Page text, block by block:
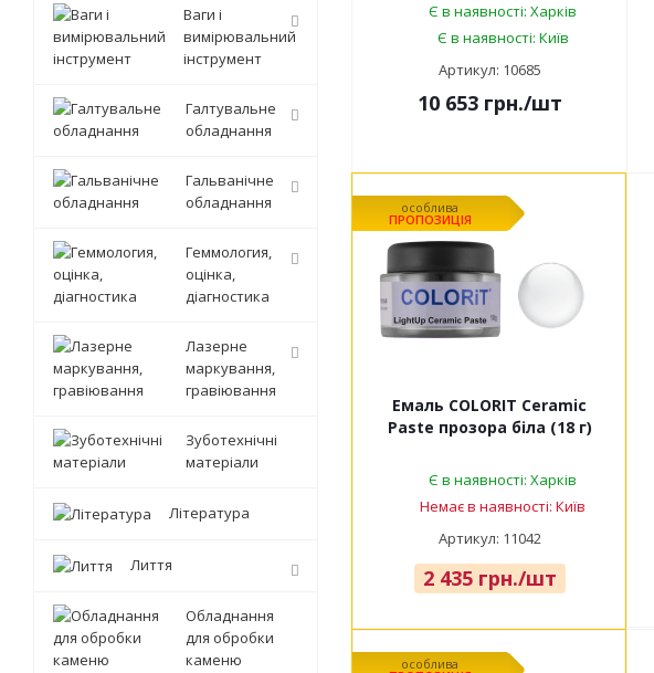
Є в наявності: Харків
Є в наявності: Київ
Артикул: 10685
10 653 грн./шт
особлива
ПРОПОЗИЦІЯ
Емаль COLORIT Ceramic
Paste прозора біла (18 г)
Є в наявності: Харків
Немає в наявності: Київ
Артикул: 11042
2 435грн./шт
особлива
Ваги і
вимірювальний
інструмент
Галтувальне
обладнання
Гальванічне
обладнання
Геммология,
оцінка,
діагностика
Лазерне
маркування,
гравіювання
Зуботехнічні
матеріали
Література
Лиття
Обладнання
для обробки
каменю